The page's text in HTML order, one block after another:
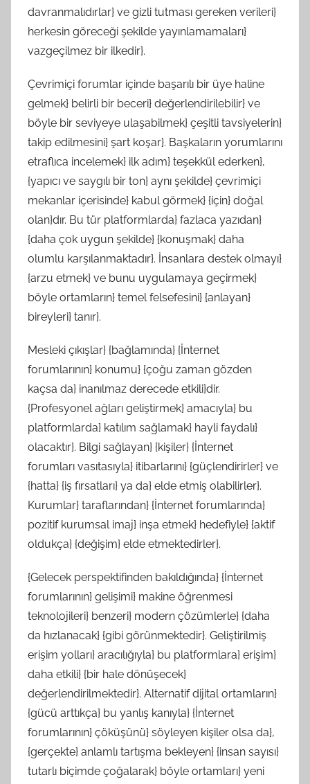
davranmalıdırlar} ve gizli tutması gereken verileri}
herkesin göreceği şekilde yayınlamamaları}
vazgeçilmez bir ilkedir}.
Çevrimiçi forumlar içinde başarılı bir üye haline
gelmek} belirli bir beceri} değerlendirilebilir} ve
böyle bir seviyeye ulaşabilmek} çeşitli tavsiyelerin}
takip edilmesini} şart koşar}. Başkaların yorumlarını
etraflıca incelemek} ilk adım} teşekkül ederken},
{yapıcı ve saygılı bir ton} aynı şekilde} çevrimiçi
mekanlar içerisinde} kabul görmek} {için} doğal
olan}dır. Bu tür platformlarda} fazlaca yazıdan}
{daha çok uygun şekilde} {konuşmak} daha
olumlu karşılanmaktadır}. İnsanlara destek olmayı}
{arzu etmek} ve bunu uygulamaya geçirmek}
böyle ortamların} temel felsefesini} {anlayan}
bireyleri} tanır}.
Mesleki çıkışlar} {bağlamında} {İnternet
forumlarının} konumu} {çoğu zaman gözden
kaçsa da} inanılmaz derecede etkili}dir.
{Profesyonel ağları geliştirmek} amacıyla} bu
platformlarda} katılım sağlamak} hayli faydalı}
olacaktır}. Bilgi sağlayan} {kişiler} {İnternet
forumları vasıtasıyla} itibarlarını} {güçlendirirler} ve
{hatta} {iş fırsatları} ya da} elde etmiş olabilirler}.
Kurumlar} taraflarından} {İnternet forumlarında}
pozitif kurumsal imaj} inşa etmek} hedefiyle} {aktif
oldukça} {değişim} elde etmektedirler}.
{Gelecek perspektifinden bakıldığında} {İnternet
forumlarının} gelişimi} makine öğrenmesi
teknolojileri} benzeri} modern çözümlerle} {daha
da hızlanacak} {gibi görünmektedir}. Geliştirilmiş
erişim yolları} aracılığıyla} bu platformlara} erişim}
daha etkili} {bir hale dönüşecek}
değerlendirilmektedir}. Alternatif dijital ortamların}
{gücü arttıkça} bu yanlış kanıyla} {İnternet
forumlarının} çöküşünü} söyleyen kişiler olsa da},
{gerçekte} anlamlı tartışma bekleyen} {insan sayısı}
tutarlı biçimde çoğalarak} böyle ortamları} yeni